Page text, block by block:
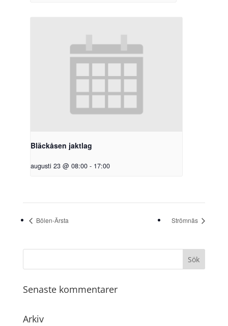
Bläckåsen jaktlag
augusti 23 @ 08:00 - 17:00
Bölen-Ärsta Strömnäs
Senaste kommentarer
Arkiv